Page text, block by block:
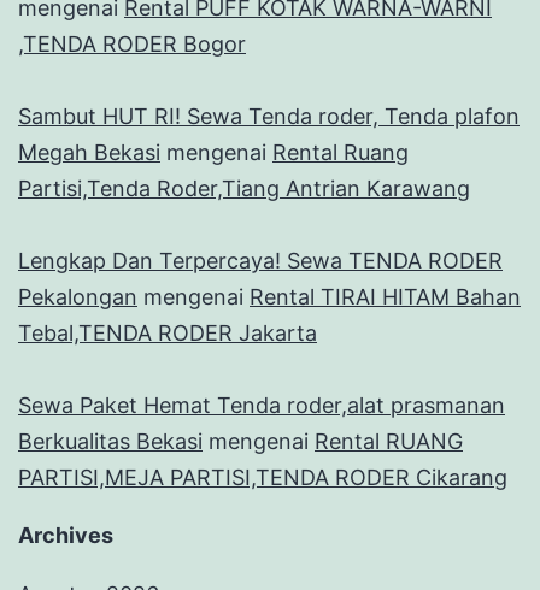
mengenai Rental PUFF KOTAK WARNA-WARNI
,TENDA RODER Bogor
Sambut HUT RI! Sewa Tenda roder, Tenda plafon
Megah Bekasi mengenai Rental Ruang
Partisi,Tenda Roder,Tiang Antrian Karawang
Lengkap Dan Terpercaya! Sewa TENDA RODER
Pekalongan mengenai Rental TIRAI HITAM Bahan
Tebal,TENDA RODER Jakarta
Sewa Paket Hemat Tenda roder,alat prasmanan
Berkualitas Bekasi mengenai Rental RUANG
PARTISI,MEJA PARTISI,TENDA RODER Cikarang
Archives